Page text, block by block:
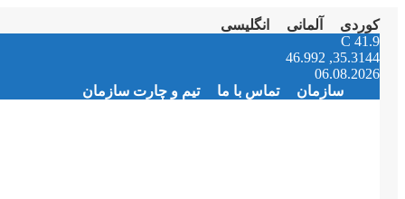
کوردی آلمانی
انگلیسی
Facebook
Twitter
Instagram
Youtube
Email
Telegram
41.9
C
35.3144, 46.992
06.08.2026
سازمان
تماس با ما تیم و چارت سازمان